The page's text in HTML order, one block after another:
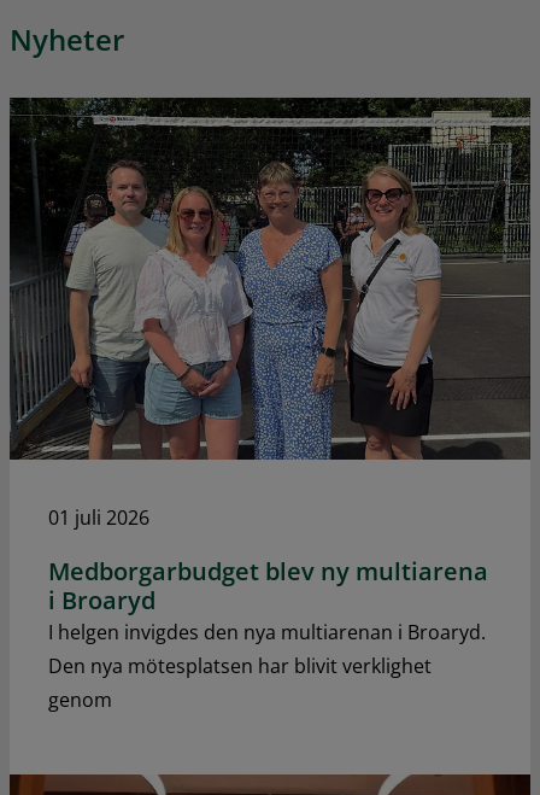
Nyheter
01 juli 2026
Medborgarbudget blev ny multiarena
i Broaryd
I helgen invigdes den nya multiarenan i Broaryd.
Den nya mötesplatsen har blivit verklighet
genom